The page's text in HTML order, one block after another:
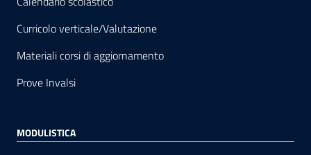
Curricolo verticale/Valutazione
Materiali corsi di aggiornamento
Prove Invalsi
MODULISTICA